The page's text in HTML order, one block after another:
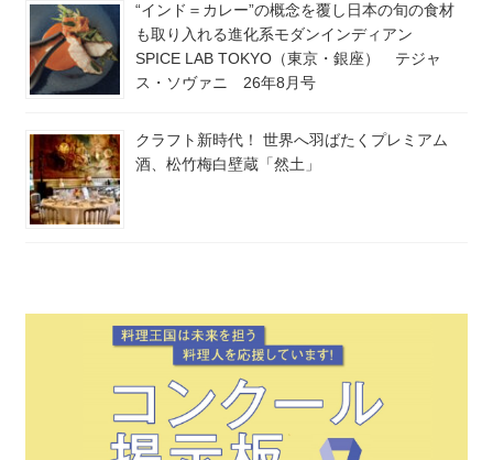
“インド＝カレー”の概念を覆し日本の旬の食材
も取り入れる進化系モダンインディアン
SPICE LAB TOKYO（東京・銀座） テジャ
ス・ソヴァニ 26年8月号
クラフト新時代！ 世界へ羽ばたくプレミアム
酒、松竹梅白壁蔵「然土」